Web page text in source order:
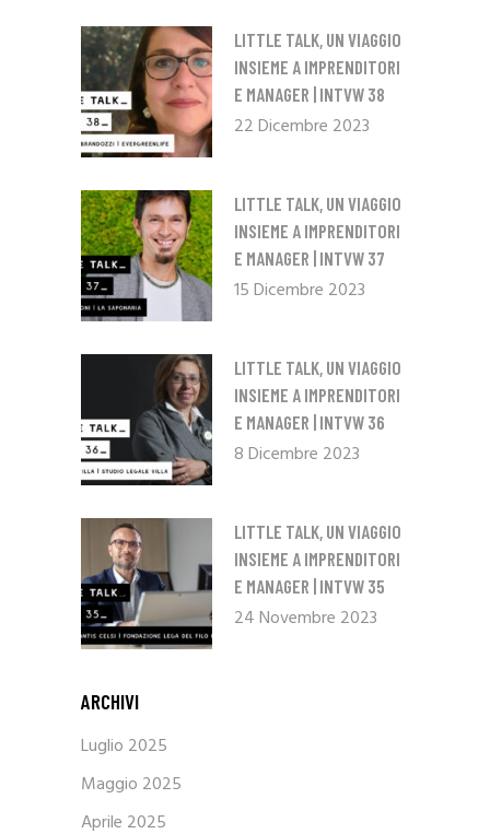
LITTLE TALK, UN VIAGGIO
INSIEME A IMPRENDITORI
E MANAGER | INTVW 38
22 Dicembre 2023
LITTLE TALK, UN VIAGGIO
INSIEME A IMPRENDITORI
E MANAGER | INTVW 37
15 Dicembre 2023
LITTLE TALK, UN VIAGGIO
INSIEME A IMPRENDITORI
E MANAGER | INTVW 36
8 Dicembre 2023
LITTLE TALK, UN VIAGGIO
INSIEME A IMPRENDITORI
E MANAGER | INTVW 35
24 Novembre 2023
ARCHIVI
Luglio 2025
Maggio 2025
Aprile 2025